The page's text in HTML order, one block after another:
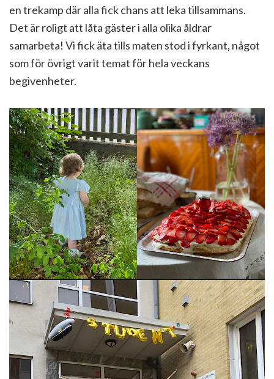
en trekamp där alla fick chans att leka tillsammans.
Det är roligt att låta gäster i alla olika åldrar
samarbeta! Vi fick äta tills maten stod i fyrkant, något
som för övrigt varit temat för hela veckans
begivenheter.